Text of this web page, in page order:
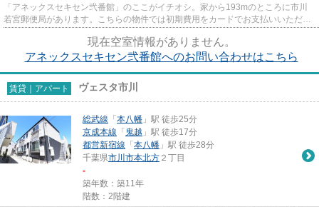
「アネックスセキセン弐番館」のここがイチオシ。家から193mのところに市川
若宮郵便局があります。こちらの物件では初期費用をカードでお支払いいただけ
現在空室情報がありません。
アネックスセキセン弐番館へのお問い合わせはこちら
賃貸｜アパート ヴェスタ市川
総武線 「 本八幡 」駅 徒歩25分
京成本線 「 鬼越 」駅 徒歩17分
都営新宿線 「 本八幡 」駅 徒歩28分
千葉県市川市本北方 ２丁目
-
築年数：築11年
階数：2階建